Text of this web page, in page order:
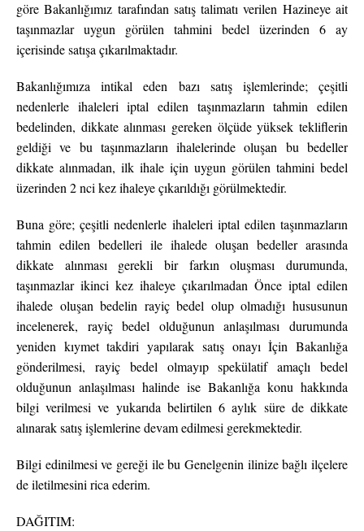
göre Bakanlığımız tarafından satış talimatı verilen Hazineye ait
taşınmazlar uygun görülen tahmini bedel üzerinden 6 ay
içerisinde satışa çıkarılmaktadır.
Bakanlığımıza intikal eden bazı satış işlemlerinde; çeşitli
nedenlerle ihaleleri iptal edilen taşınmazların tahmin edilen
bedelinden, dikkate alınması gereken ölçüde yüksek tekliflerin
geldiği ve bu taşınmazların ihalelerinde oluşan bu bedeller
dikkate alınmadan, ilk ihale için uygun görülen tahmini bedel
üzerinden 2 nci kez ihaleye çıkarıldığı görülmektedir.
Buna göre; çeşitli nedenlerle ihaleleri iptal edilen taşınmazların
tahmin edilen bedelleri ile ihalede oluşan bedeller arasında
dikkate alınması gerekli bir farkın oluşması durumunda,
taşınmazlar ikinci kez ihaleye çıkarılmadan Önce iptal edilen
ihalede oluşan bedelin rayiç bedel olup olmadığı hususunun
incelenerek, rayiç bedel olduğunun anlaşılması durumunda
yeniden kıymet takdiri yapılarak satış onayı İçin Bakanlığa
gönderilmesi, rayiç bedel olmayıp spekülatif amaçlı bedel
olduğunun anlaşılması halinde ise Bakanlığa konu hakkında
bilgi verilmesi ve yukarıda belirtilen 6 aylık süre de dikkate
alınarak satış işlemlerine devam edilmesi gerekmektedir.
Bilgi edinilmesi ve gereği ile bu Genelgenin ilinize bağlı ilçelere
de iletilmesini rica ederim.
DAĞITIM: